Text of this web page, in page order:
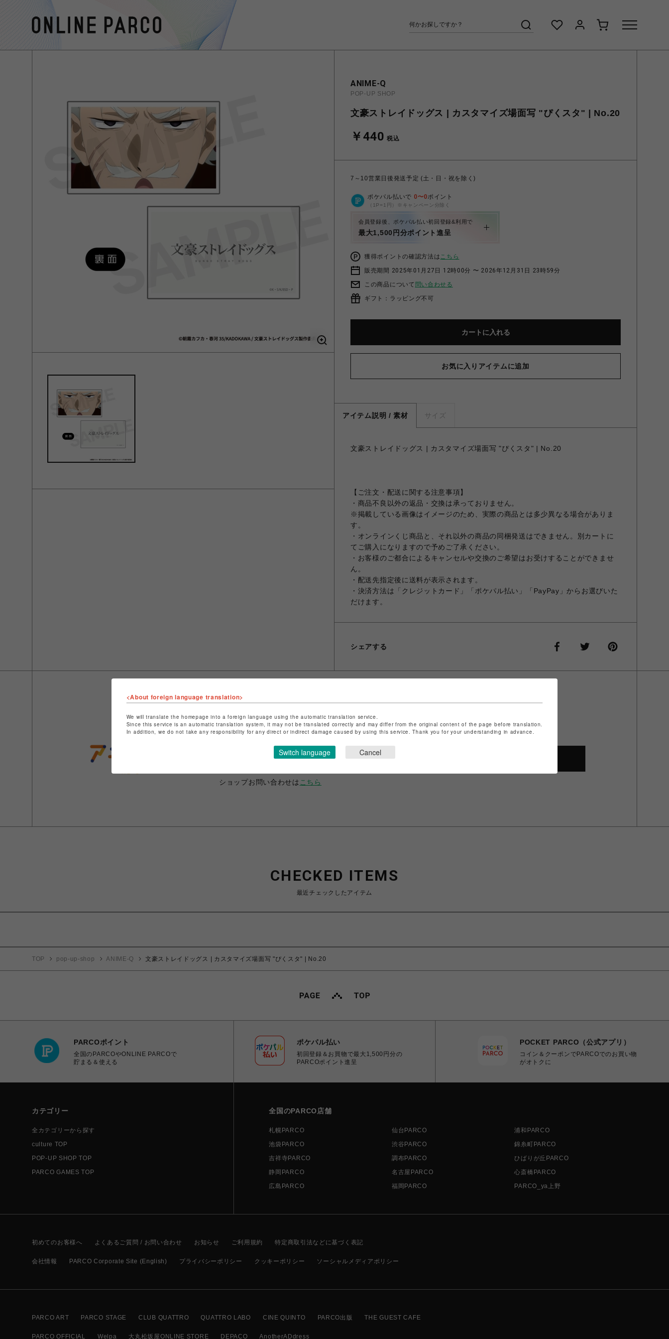
ANIME-Q
POP-UP SHOP
文豪ストレイドッグス | カスタマイズ場面写 "ぴくスタ" | No.20
￥440 税込
7～10営業日後発送予定 (土・日・祝を除く)
ポケパル払いで 0〜0ポイント
（1P=1円）※キャンペーン分除く
会員登録後、ポケパル払い初回登録&利用で
最大1,500円分ポイント進呈
獲得ポイントの確認方法はこちら
販売期間 2025年01月27日 12時00分 〜 2026年12月31日 23時59分
この商品について 問い合わせる
ギフト：ラッピング不可
カートに入れる
お気に入りアイテムに追加
アイテム説明 / 素材 サイズ
文豪ストレイドッグス | カスタマイズ場面写 "ぴくスタ" | No.20
【ご注文・配送に関する注意事項】
・商品不良以外の返品・交換は承っておりません。
※掲載している画像はイメージのため、実際の商品とは多少異なる場合がありま
す。
・オンラインくじ商品と、それ以外の商品の同梱発送はできません。別カートに
てご購入になりますので予めご了承ください。
・お客様のご都合によるキャンセルや交換のご希望はお受けすることができませ
ん。
・配送先指定後に送料が表示されます。
・決済方法は「クレジットカード」「ポケパル払い」「PayPay」からお選びいた
だけます。
シェアする
ショップ名
ANIME-Q
POP-UP SHOP
ショップお問い合わせは こちら
CHECKED ITEMS
最近チェックしたアイテム
TOP pop-up-shop ANIME-Q 文豪ストレイドッグス | カスタマイズ場面写 "ぴくスタ" | No.20
PARCOポイント
全国のPARCOやONLINE PARCOで
貯まる＆使える
ポケパル払い
初回登録＆お買物で最大1,500円分の
PARCOポイント進呈
POCKET PARCO（公式アプリ）
コイン＆クーポンでPARCOでのお買い物
がオトクに
カテゴリー
全カテゴリーから探す
culture TOP
POP-UP SHOP TOP
PARCO GAMES TOP
全国のPARCO店舗
札幌PARCO 仙台PARCO
浦和PARCO
池袋PARCO
渋谷PARCO
錦糸町PARCO
吉祥寺PARCO
調布PARCO
ひばりが丘PARCO
静岡PARCO
名古屋PARCO
心斎橋PARCO
広島PARCO
福岡PARCO PARCO_ya上野
初めてのお客様へ よくあるご質問 / お問い合わせ お知らせ ご利用規約 特定商取引法などに基づく表記
会社情報 PARCO Corporate Site (English) プライバシーポリシー クッキーポリシー ソーシャルメディアポリシー
PARCO ART PARCO STAGE CLUB QUATTRO QUATTRO LABO CINE QUINTO PARCO出版 THE GUEST CAFE
PARCO OFFICIAL Welpa 大丸松坂屋ONLINE STORE DEPACO AnotherADdress
<About foreign language translation>
We will translate the homepage into a foreign language using the automatic translation service.
Since this service is an automatic translation system, it may not be translated correctly and may differ from the original content of the page before translation.
In addition, we do not take any responsibility for any direct or indirect damage caused by using this service. Thank you for your understanding in advance.
Switch language Cancel